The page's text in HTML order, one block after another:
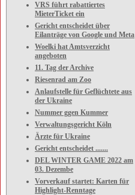
VRS führt rabattiertes
MieterTicket ein
Gericht entscheidet über
Eilanträge von Google und Meta
Woelki hat Amtsverzicht
angeboten
11. Tag der Archive
Riesenrad am Zoo
Anlaufstelle für Geflüchtete aus
der Ukraine
Nummer ggen Kummer
Verwaltungsgericht Köln
Ärzte für Ukraine
Gericht entscheidet .......
DEL WINTER GAME 2022 am
03. Dezembe
Vorverkauf startet: Karten für
Highlight-Renntage